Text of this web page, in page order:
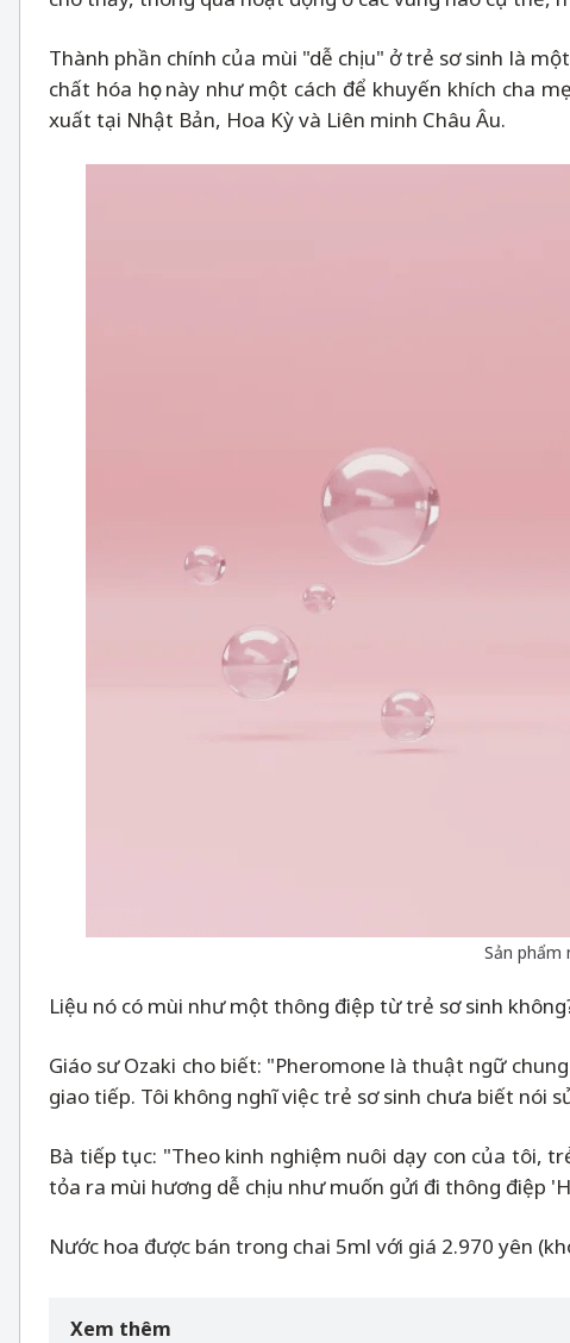
Thành phần chính của mùi "dễ chịu" ở trẻ sơ sinh là
chất hóa học này như một cách để khuyến khích cha
xuất tại Nhật Bản, Hoa Kỳ và Liên minh Châu Âu.
Sản phẩm
Liệu nó có mùi như một thông điệp từ trẻ sơ sinh
Giáo sư Ozaki cho biết: "Pheromone là thuật ngữ
giao tiếp. Tôi không nghĩ việc trẻ sơ sinh chưa biết nói
Bà tiếp tục: "Theo kinh nghiệm nuôi dạy con của tôi,
tỏa ra mùi hương dễ chịu như muốn gửi đi thông điệp
Nước hoa được bán trong chai 5ml với giá 2.970 yên
Xem thêm